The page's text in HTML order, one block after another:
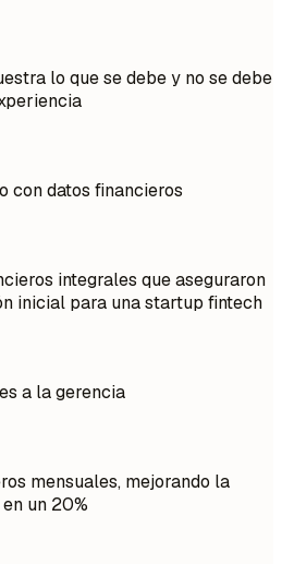
lo que se debe y no se debe
con datos financieros
integrales que aseguraron
inicial para una startup fintech
a la gerencia
mensuales, mejorando la
un 20%